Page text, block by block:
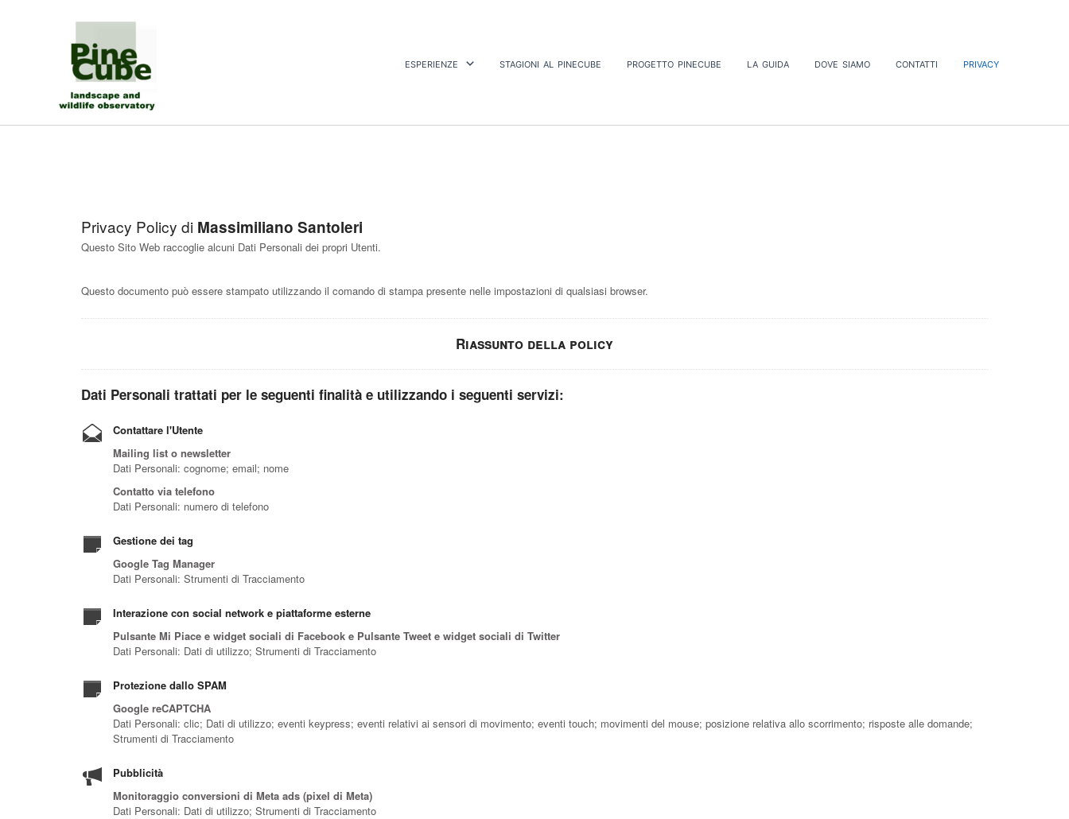
esperienze stagioni al pinecube progetto pinecube la guida dove siamo contatti privacy
Privacy Policy di Massimiliano Santoleri
Questo Sito Web raccoglie alcuni Dati Personali dei propri Utenti.
Questo documento può essere stampato utilizzando il comando di stampa presente nelle impostazioni di qualsiasi browser.
Riassunto della policy
Dati Personali trattati per le seguenti finalità e utilizzando i seguenti servizi:
Contattare l'Utente
Mailing list o newsletter
Dati Personali: cognome; email; nome
Contatto via telefono
Dati Personali: numero di telefono
Gestione dei tag
Google Tag Manager
Dati Personali: Strumenti di Tracciamento
Interazione con social network e piattaforme esterne
Pulsante Mi Piace e widget sociali di Facebook e Pulsante Tweet e widget sociali di Twitter
Dati Personali: Dati di utilizzo; Strumenti di Tracciamento
Protezione dallo SPAM
Google reCAPTCHA
Dati Personali: clic; Dati di utilizzo; eventi keypress; eventi relativi ai sensori di movimento; eventi touch; movimenti del mouse; posizione relativa allo scorrimento; risposte alle domande;
Strumenti di Tracciamento
Pubblicità
Monitoraggio conversioni di Meta ads (pixel di Meta)
Dati Personali: Dati di utilizzo; Strumenti di Tracciamento